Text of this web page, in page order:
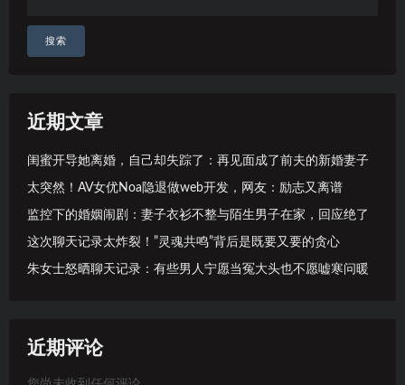
搜索
近期文章
闺蜜开导她离婚，自己却失踪了：再见面成了前夫的新婚妻子
太突然！AV女优Noa隐退做web开发，网友：励志又离谱
监控下的婚姻闹剧：妻子衣衫不整与陌生男子在家，回应绝了
这次聊天记录太炸裂！”灵魂共鸣”背后是既要又要的贪心
朱女士怒晒聊天记录：有些男人宁愿当冤大头也不愿嘘寒问暖
近期评论